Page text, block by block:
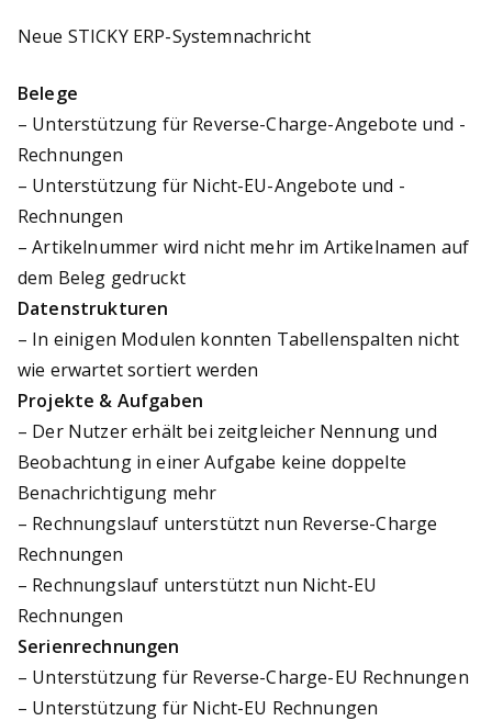
Neue STICKY ERP-Systemnachricht
Belege
– Unterstützung für Reverse-Charge-Angebote und -
Rechnungen
– Unterstützung für Nicht-EU-Angebote und -
Rechnungen
– Artikelnummer wird nicht mehr im Artikelnamen auf
dem Beleg gedruckt
Datenstrukturen
– In einigen Modulen konnten Tabellenspalten nicht
wie erwartet sortiert werden
Projekte & Aufgaben
– Der Nutzer erhält bei zeitgleicher Nennung und
Beobachtung in einer Aufgabe keine doppelte
Benachrichtigung mehr
– Rechnungslauf unterstützt nun Reverse-Charge
Rechnungen
– Rechnungslauf unterstützt nun Nicht-EU
Rechnungen
Serienrechnungen
– Unterstützung für Reverse-Charge-EU Rechnungen
– Unterstützung für Nicht-EU Rechnungen